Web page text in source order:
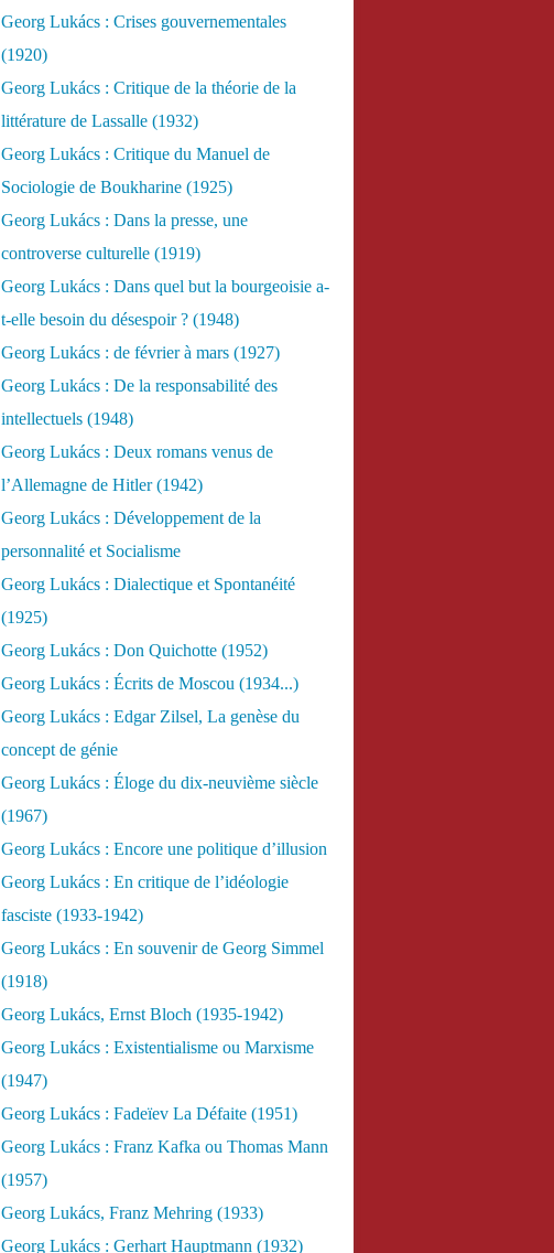
Georg Lukács : Crises gouvernementales
(1920)
Georg Lukács : Critique de la théorie de la
littérature de Lassalle (1932)
Georg Lukács : Critique du Manuel de
Sociologie de Boukharine (1925)
Georg Lukács : Dans la presse, une
controverse culturelle (1919)
Georg Lukács : Dans quel but la bourgeoisie a-
t-elle besoin du désespoir ? (1948)
Georg Lukács : de février à mars (1927)
Georg Lukács : De la responsabilité des
intellectuels (1948)
Georg Lukács : Deux romans venus de
l’Allemagne de Hitler (1942)
Georg Lukács : Développement de la
personnalité et Socialisme
Georg Lukács : Dialectique et Spontanéité
(1925)
Georg Lukács : Don Quichotte (1952)
Georg Lukács : Écrits de Moscou (1934...)
Georg Lukács : Edgar Zilsel, La genèse du
concept de génie
Georg Lukács : Éloge du dix-neuvième siècle
(1967)
Georg Lukács : Encore une politique d’illusion
Georg Lukács : En critique de l’idéologie
fasciste (1933-1942)
Georg Lukács : En souvenir de Georg Simmel
(1918)
Georg Lukács, Ernst Bloch (1935-1942)
Georg Lukács : Existentialisme ou Marxisme
(1947)
Georg Lukács : Fadeïev La Défaite (1951)
Georg Lukács : Franz Kafka ou Thomas Mann
(1957)
Georg Lukács, Franz Mehring (1933)
Georg Lukács : Gerhart Hauptmann (1932)